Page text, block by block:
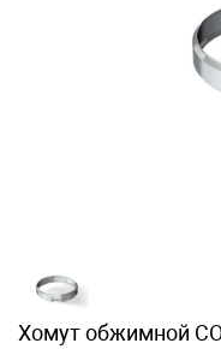
Хомут обжимной